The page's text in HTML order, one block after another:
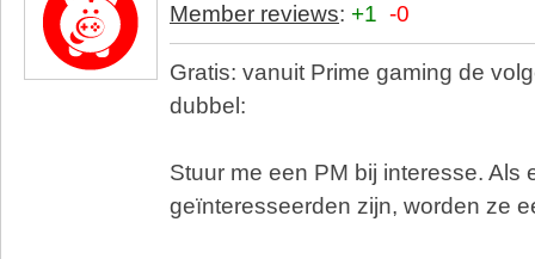
Member reviews: +1 -0
Gratis: vanuit Prime gaming de
dubbel:
Stuur me een PM bij interesse. Als
geïnteresseerden zijn, worden ze